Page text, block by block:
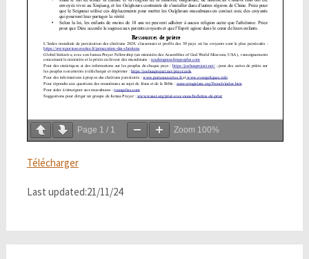
Page 1 / 1 Zoom 100%
Télécharger
Last updated:21/11/24